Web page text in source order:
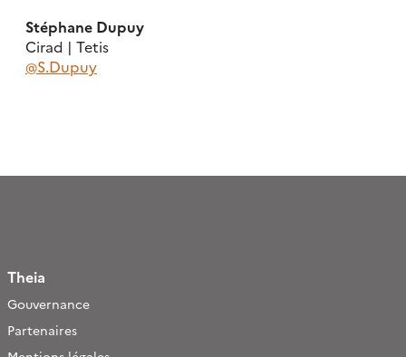
Stéphane Dupuy
Cirad | Tetis
@S.Dupuy
Theia
Gouvernance
Partenaires